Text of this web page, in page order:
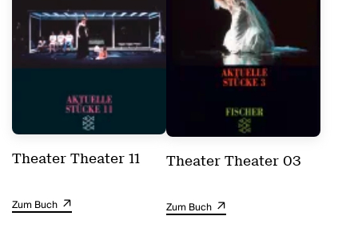
Theater Theater 11
Zum Buch
Theater Theater 03
Zum Buch